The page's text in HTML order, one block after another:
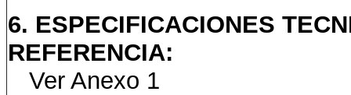
6. ESPECIFICACIONES
REFERENCIA:
Ver Anexo 1